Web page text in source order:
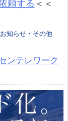
頼する ＜＜
お知らせ・その他
ンテレワーク